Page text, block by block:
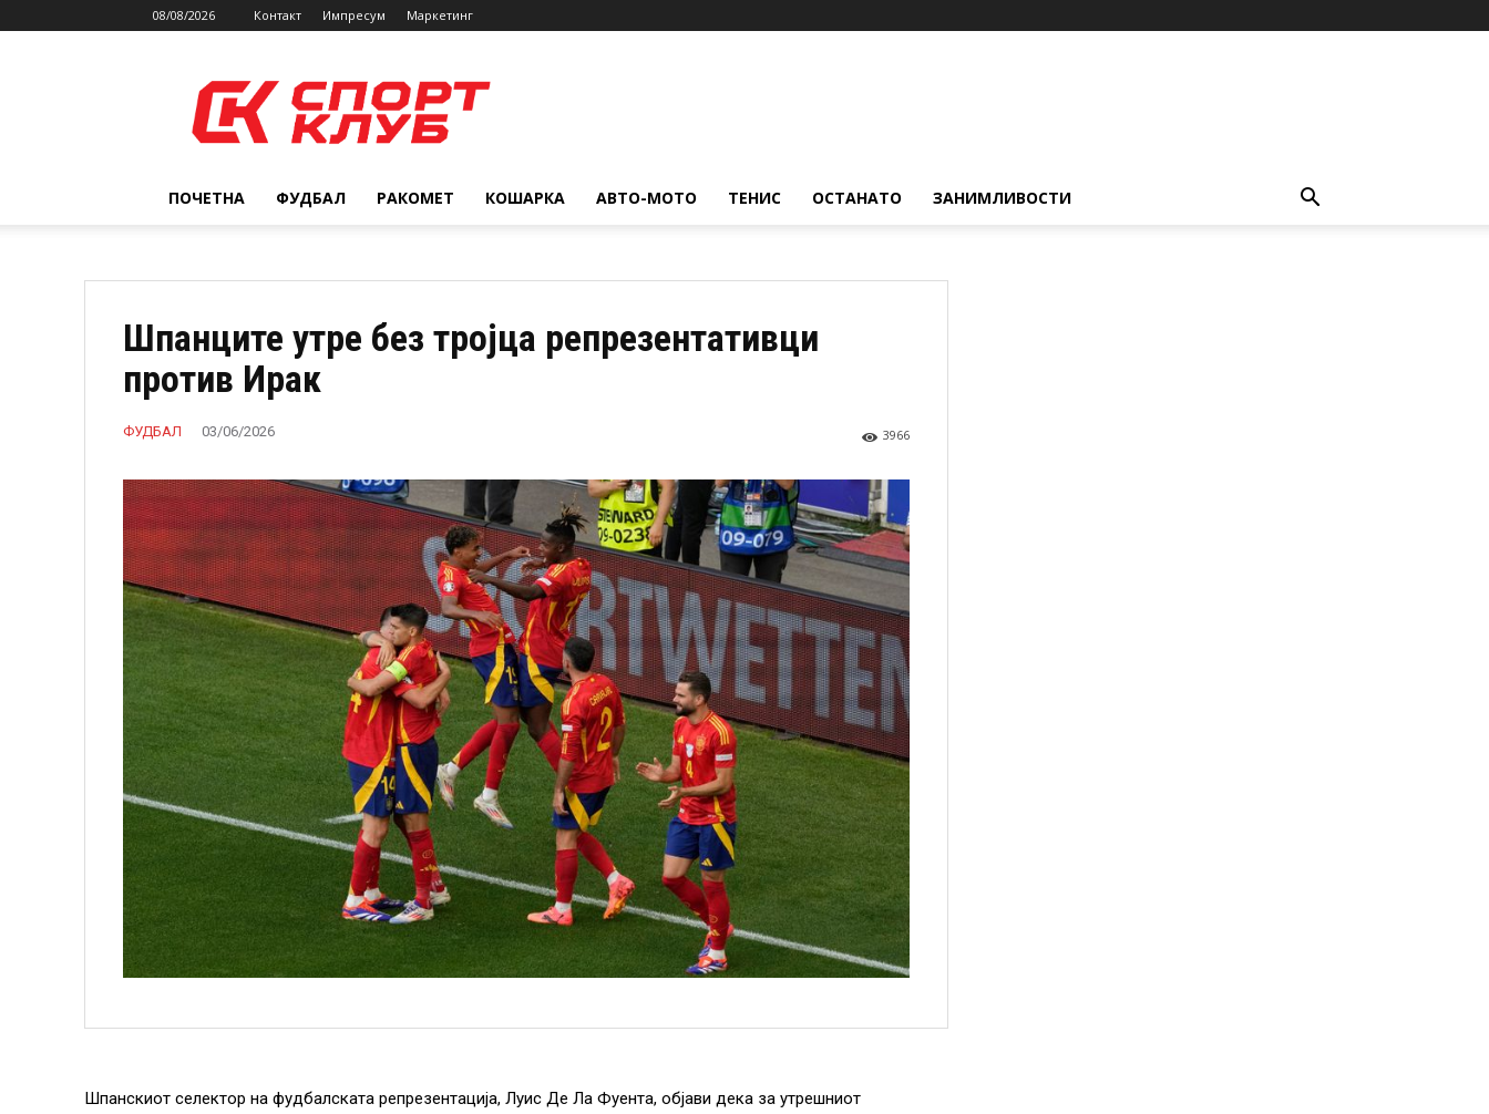
08/08/2026 Контакт Импресум Маркетинг
ПОЧЕТНА ФУДБАЛ РАКОМЕТ КОШАРКА АВТО-МОТО ТЕНИС ОСТАНАТО ЗАНИМЛИВОСТИ
Шпанците утре без тројца репрезентативци
против Ирак
ФУДБАЛ 03/06/2026 3966
Шпанскиот селектор на фудбалската репрезентација, Луис Де Ла Фуента, објави дека за утрешниот